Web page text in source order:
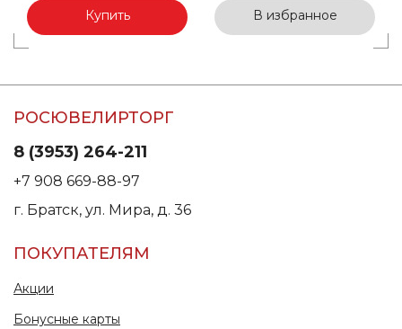
Купить В избранное
РОСЮВЕЛИРТОРГ
8 (3953) 264-211
+7 908 669-88-97
г. Братск, ул. Мира, д. 36
ПОКУПАТЕЛЯМ
Акции
Бонусные карты